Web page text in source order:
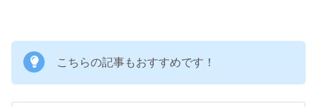
こちらの記事もおすすめです！